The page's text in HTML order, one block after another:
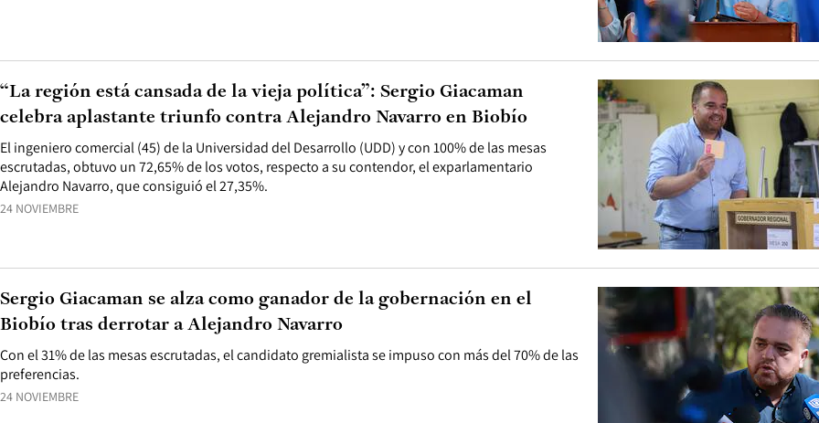
24 NOVIEMBRE
El ingeniero comercial (45) de la Universidad del Desarrollo (UDD) y con 100% de las mesas
escrutadas, obtuvo un 72,65% de los votos, respecto a su contendor, el exparlamentario
Alejandro Navarro, que consiguió el 27,35%.
“La región está cansada de la vieja política”: Sergio Giacaman
celebra aplastante triunfo contra Alejandro Navarro en Biobío
24 NOVIEMBRE
Con el 31% de las mesas escrutadas, el candidato gremialista se impuso con más del 70% de las
preferencias.
Sergio Giacaman se alza como ganador de la gobernación en el
Biobío tras derrotar a Alejandro Navarro